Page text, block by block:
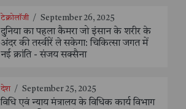
टेक्नोलॉजी / September 26, 2025
दुनिया का पहला कैमरा जो इंसान के शरीर के
अंदर की तस्वीरें ले सकेगा: चिकित्सा जगत में
नई क्रांति - संजय सक्सैना
देश / September 25, 2025
विधि एवं न्याय मंत्रालय के विधिक कार्य विभाग